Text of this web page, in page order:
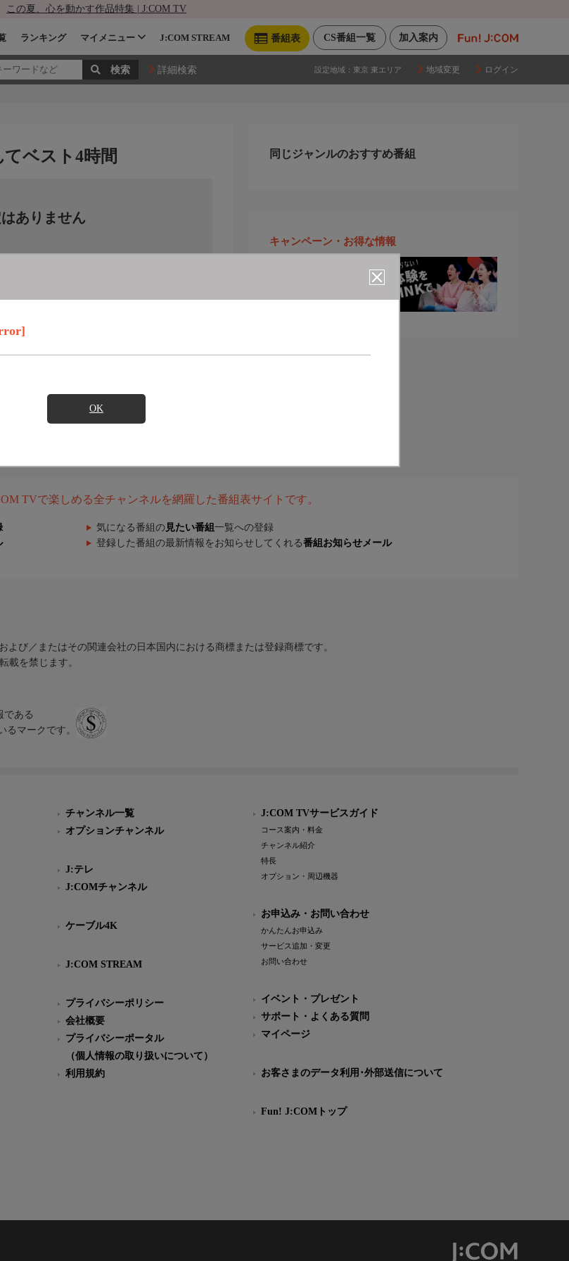
この夏、心を動かす作品特集 | J:COM TV
加入案内
CS番組一覧
番組表
ランキング マイメニュー J:COM STREAM
詳細検索 設定地域： 東京 東エリア 地域変更 ログイン
OK
ベスト4時間
ありません
同じジャンルのおすすめ番組
キャンペーン・お得な情報
TVで楽しめる全チャンネルを網羅した番組表サイトです。
気になる番組の 見たい番組 一覧への登録
登録した番組の最新情報をお知らせしてくれる番組お知らせメール
び／またはその関連会社の日本国内における商標または登録商標です。
載を禁じます。
である
るマークです。
チャンネル一覧
オプションチャンネル
J:テレ
J:COMチャンネル
ケーブル4K
J:COM STREAM
プライバシーポリシー
会社概要
プライバシーポータル
（個人情報の取り扱いについて）
利用規約
J:COM TVサービスガイド
コース案内・料金
チャンネル紹介
特長
オプション・周辺機器
お申込み・お問い合わせ
かんたんお申込み
サービス追加・変更
お問い合わせ
イベント・プレゼント
サポート・よくある質問
マイページ
お客さまのデータ利用･外部送信について
Fun! J:COMトップ